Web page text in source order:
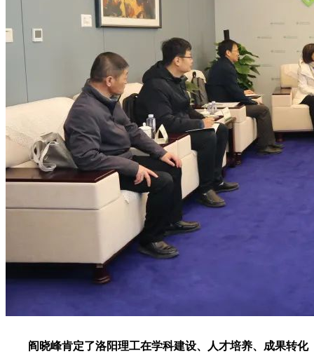
阎晓峰肯定了洛阳理工在学科建设、人才培养、成果转化